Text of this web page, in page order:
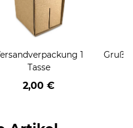
1
Tasse
2,00 €